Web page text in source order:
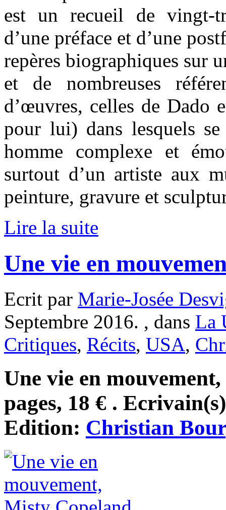
est un recueil de vingt-
d’une préface et d’une
repères biographiques sur
et de nombreuses
d’œuvres, celles de Dado
pour lui) dans lesquels
homme complexe et
surtout d’un artiste aux
peinture, gravure et
Lire la suite
Une vie en
Ecrit par Marie-Josée
Septembre 2016. , dans La
Critiques, Récits, USA,
Une vie en
pages, 18 € .
Edition: Christian